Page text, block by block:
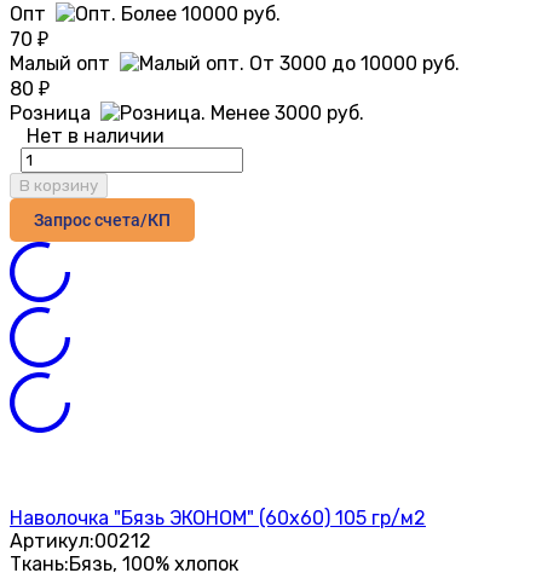
Опт
70 ₽
Малый опт
80 ₽
Розница
Нет в наличии
В корзину
Запрос счета/КП
Наволочка "Бязь ЭКОНОМ" (60х60) 105 гр/м2
Артикул:00212
Ткань:Бязь, 100% хлопок